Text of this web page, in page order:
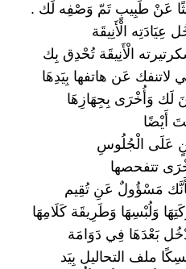
عَنْ طَبِيبٍ تَمّ وَصْفِه لَك .
عِيَادَتِه الْأَنِيقَة
الْأَنِيقَة تُحْدِق بِك
لاتنفك عَن هاتفها بِيَدِهَا
لَك وَأُخْرَى بِجِهَازِهَا
أَيْضًا
عَلَى الْجُلُوسِ
تتفحصها
مَسْؤُولٌ عَنِ تُقِيم
وَلُبْسِهَا وَطَرِيقَة كَلَامِهَا
بَعْدَهَا فِي دَوَامَة
ملف التحاليل بِيَد